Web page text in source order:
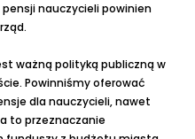
pensji nauczycieli powinien
ważną polityką publiczną w
Powinniśmy oferować
dla nauczycieli, nawet
to przeznaczanie